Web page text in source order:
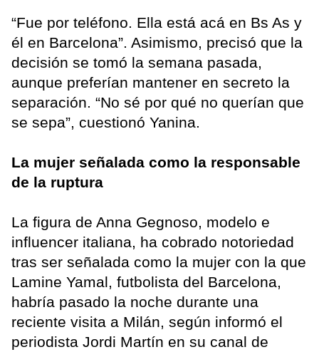
“Fue por teléfono. Ella está acá en Bs As y
él en Barcelona”. Asimismo, precisó que la
decisión se tomó la semana pasada,
aunque preferían mantener en secreto la
separación. “No sé por qué no querían que
se sepa”, cuestionó Yanina.
La mujer señalada como la responsable
de la ruptura
La figura de Anna Gegnoso, modelo e
influencer italiana, ha cobrado notoriedad
tras ser señalada como la mujer con la que
Lamine Yamal, futbolista del Barcelona,
habría pasado la noche durante una
reciente visita a Milán, según informó el
periodista Jordi Martín en su canal de